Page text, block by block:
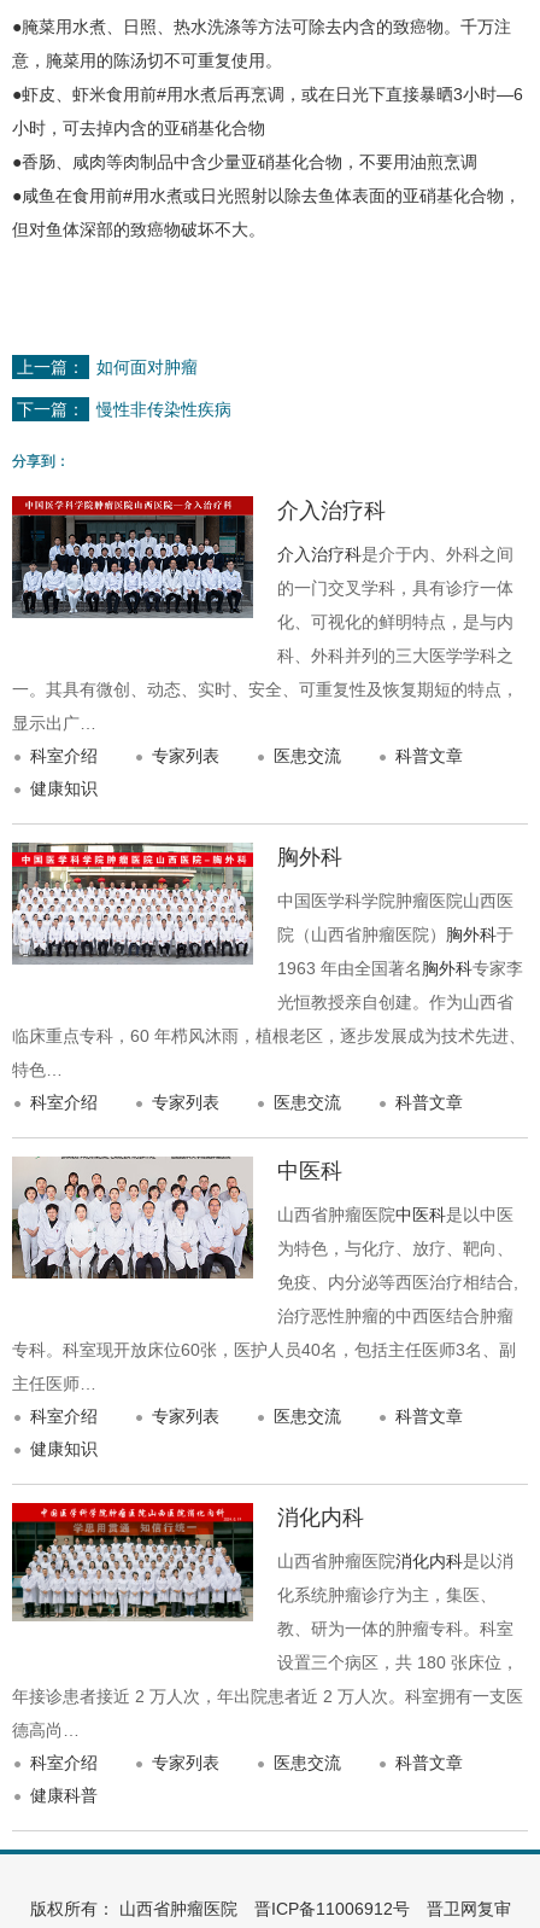
●腌菜用水煮、日照、热水洗涤等方法可除去内含的致癌物。千万注
意，腌菜用的陈汤切不可重复使用。
●虾皮、虾米食用前#用水煮后再烹调，或在日光下直接暴晒3小时—6
小时，可去掉内含的亚硝基化合物
●香肠、咸肉等肉制品中含少量亚硝基化合物，不要用油煎烹调
●咸鱼在食用前#用水煮或日光照射以除去鱼体表面的亚硝基化合物，
但对鱼体深部的致癌物破坏不大。
上一篇： 如何面对肿瘤
下一篇： 慢性非传染性疾病
分享到：
介入治疗科
介入治疗科是介于内、外科之间
的一门交叉学科，具有诊疗一体
化、可视化的鲜明特点，是与内
科、外科并列的三大医学学科之
一。其具有微创、动态、实时、安全、可重复性及恢复期短的特点，
显示出广…
科室介绍
专家列表 医患交流
科普文章
健康知识
胸外科
中国医学科学院肿瘤医院山西医
院（山西省肿瘤医院） 胸外科于
1963 年由全国著名胸外科专家李
光恒教授亲自创建。作为山西省
临床重点专科，60 年栉风沐雨，植根老区，逐步发展成为技术先进、
特色…
科室介绍
专家列表 医患交流 科普文章
中医科
山西省肿瘤医院中医科是以中医
为特色，与化疗、放疗、靶向、
免疫、内分泌等西医治疗相结合,
治疗恶性肿瘤的中西医结合肿瘤
专科。科室现开放床位60张，医护人员40名，包括主任医师3名、副
主任医师…
科室介绍
专家列表 医患交流
科普文章
健康知识
消化内科
山西省肿瘤医院消化内科是以消
化系统肿瘤诊疗为主，集医、
教、研为一体的肿瘤专科。科室
设置三个病区，共 180 张床位，
年接诊患者接近 2 万人次，年出院患者近 2 万人次。科室拥有一支医
德高尚…
科室介绍
专家列表 医患交流
科普文章
健康科普
版权所有： 山西省肿瘤医院 晋ICP备11006912号晋卫网复审